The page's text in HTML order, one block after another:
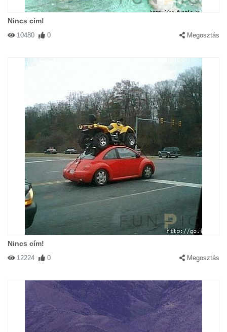
Nincs cím!
10480 0 Megosztás
Nincs cím!
12224 0 Megosztás